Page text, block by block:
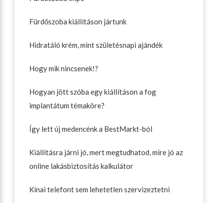
Fürdőszoba kiállításon jártunk
Hidratáló krém, mint születésnapi ajándék
Hogy mik nincsenek!?
Hogyan jött szóba egy kiállításon a fog
implantátum témaköre?
Így lett új medencénk a BestMarkt-ból
Kiállításra járni jó, mert megtudhatod, mire jó az
online lakásbiztosítás kalkulátor
Kínai telefont sem lehetetlen szervizeztetni